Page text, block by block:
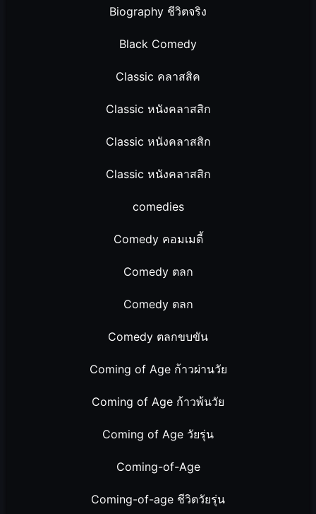
Biography ชีวิตจริง
Black Comedy
Classic คลาสสิค
Classic หนังคลาสสิก
Classic หนังคลาสสิก
Classic หนังคลาสสิก
comedies
Comedy คอมเมดี้
Comedy ตลก
Comedy ตลก
Comedy ตลกขบขัน
Coming of Age ก้าวผ่านวัย
Coming of Age ก้าวพ้นวัย
Coming of Age วัยรุ่น
Coming-of-Age
Coming-of-age ชีวิตวัยรุ่น